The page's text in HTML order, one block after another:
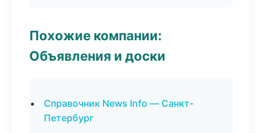
Похожие компании:
Объявления и доски
Справочник News Info — Санкт-
Петербург